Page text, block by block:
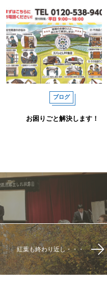
ブログ
お困りごと解決します！
紅葉も終わり近し・・・